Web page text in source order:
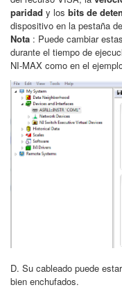
paridad y los bits de
dispositivo en la pestaña
Nota : Puede cambiar
durante el tiempo de
NI-MAX como en el
D. Su cableado puede
bien enchufados.